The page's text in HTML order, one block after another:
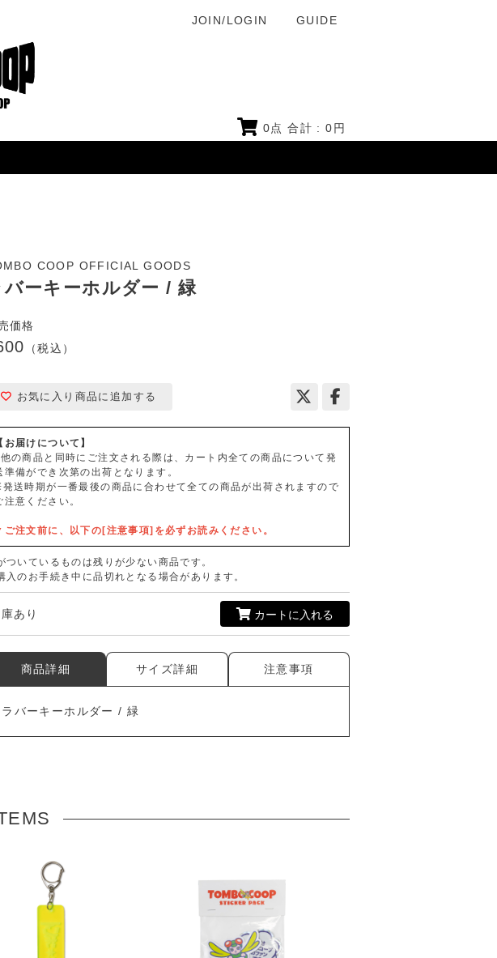
JOIN/LOGIN GUIDE
0点 合計 :0円
COOP OFFICIAL GOODS
バーキーホルダー / 緑
価格
（税込）
お気に入り商品に追加する
【お届けについて】
の商品と同時にご注文される際は、カート内全ての商品について発
準備ができ次第の出荷となります。
送時期が一番最後の商品に合わせて全ての商品が出荷されますので
注意ください。
注文前に、以下の[注意事項]を必ずお読みください。
ついているものは残りが少ない商品です。
入のお手続き中に品切れとなる場合があります。
あり カートに入れる
商品詳細 サイズ詳細 注意事項
ラバーキーホルダー / 緑